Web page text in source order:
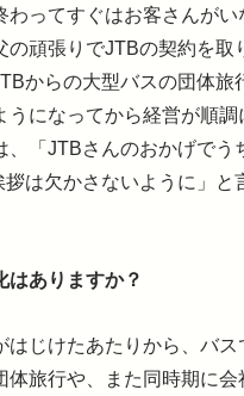
わってすぐはお客さんがい
の頑張りでJTBの契約を取
からの大型バスの団体旅
うになってから経営が順調
、「JTBさんのおかげでう
拶は欠かさないように」と
ありますか？
はじけたあたりから、バス
体旅行や、また同時期に会